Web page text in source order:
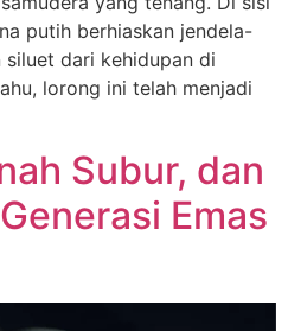
putih berhiaskan jendela-
siluet dari kehidupan di
lorong ini telah menjadi
Subur, dan
Emas